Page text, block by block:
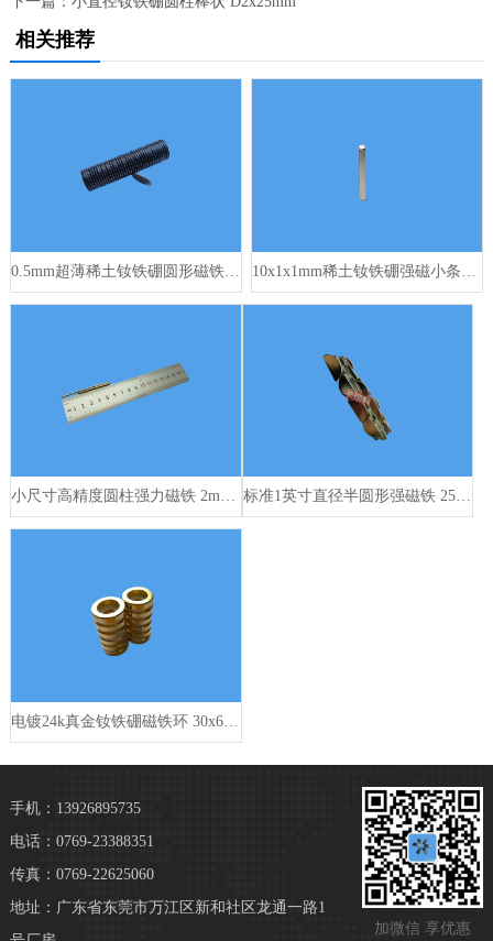
相关推荐
0.5mm超薄稀土钕铁硼圆形磁铁 20x0.5mm
小尺寸高精度圆柱强力磁铁 2mm x 20mm 标准1英寸直径半圆形强磁铁 25.4mm x 3mm
电镀24k真金钕铁硼磁铁环 30x6mm
加微信 享优惠
手机：13926895735
电话：0769-23388351
传真：0769-22625060
地址：广东省东莞市万江区新和社区龙通一路1